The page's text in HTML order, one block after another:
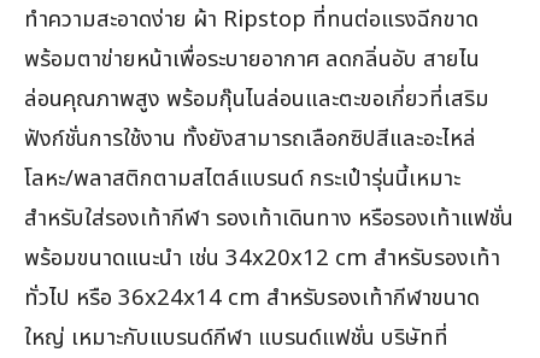
ทำความสะอาดง่าย ผ้า Ripstop ที่ทนต่อแรงฉีกขาด
พร้อมตาข่ายหน้าเพื่อระบายอากาศ ลดกลิ่นอับ สายไน
ล่อนคุณภาพสูง พร้อมกุ๊นไนล่อนและตะขอเกี่ยวที่เสริม
ฟังก์ชั่นการใช้งาน ทั้งยังสามารถเลือกซิปสีและอะไหล่
โลหะ/พลาสติกตามสไตล์แบรนด์ กระเป๋ารุ่นนี้เหมาะ
สำหรับใส่รองเท้ากีฬา รองเท้าเดินทาง หรือรองเท้าแฟชั่น
พร้อมขนาดแนะนำ เช่น 34x20x12 cm สำหรับรองเท้า
ทั่วไป หรือ 36x24x14 cm สำหรับรองเท้ากีฬาขนาด
ใหญ่ เหมาะกับแบรนด์กีฬา แบรนด์แฟชั่น บริษัทที่